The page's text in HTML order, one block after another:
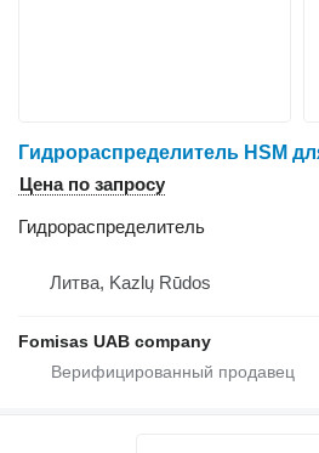
Цена по запросу
Гидрораспределитель
Литва, Kazlų Rūdos
Fomisas UAB company